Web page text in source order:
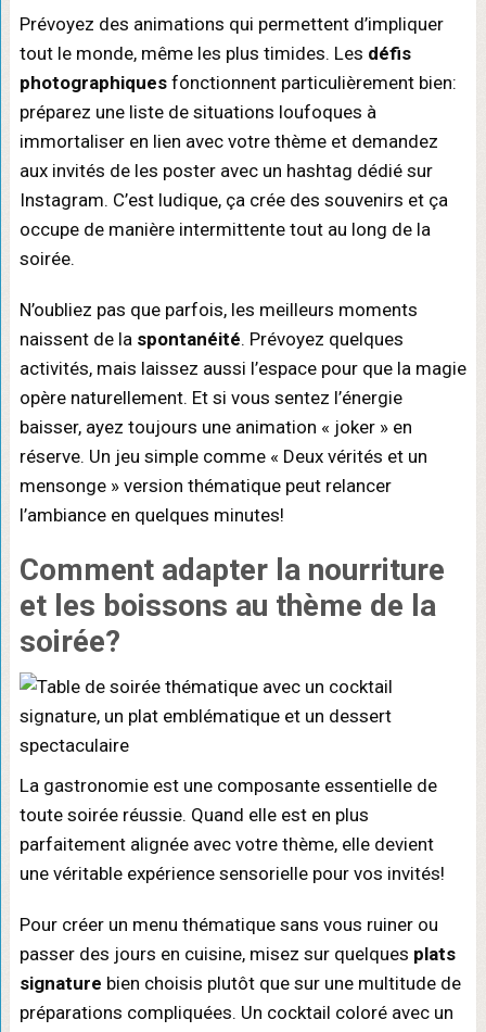
Prévoyez des animations qui permettent d’impliquer
tout le monde, même les plus timides. Les défis
photographiquesfonctionnent particulièrement bien:
préparez une liste de situations loufoques à
immortaliser en lien avec votre thème et demandez
aux invités de les poster avec un hashtag dédié sur
Instagram. C’est ludique, ça crée des souvenirs et ça
occupe de manière intermittente tout au long de la
soirée.
N’oubliez pas que parfois, les meilleurs moments
naissent de la spontanéité. Prévoyez quelques
activités, mais laissez aussi l’espace pour que la magie
opère naturellement. Et si vous sentez l’énergie
baisser, ayez toujours une animation « joker » en
réserve. Un jeu simple comme « Deux vérités et un
mensonge » version thématique peut relancer
l’ambiance en quelques minutes!
Comment adapter la nourriture
et les boissons au thème de la
soirée?
La gastronomie est une composante essentielle de
toute soirée réussie. Quand elle est en plus
parfaitement alignée avec votre thème, elle devient
une véritable expérience sensorielle pour vos invités!
Pour créer un menu thématique sans vous ruiner ou
passer des jours en cuisine, misez sur quelques plats
signature bien choisis plutôt que sur une multitude de
préparations compliquées. Un cocktail coloré avec un